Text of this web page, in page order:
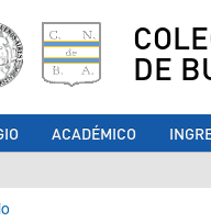
DE
ACADÉMICO